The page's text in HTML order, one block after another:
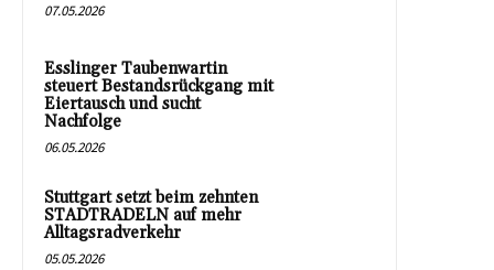
07.05.2026
Esslinger Taubenwartin
steuert Bestandsrückgang mit
Eiertausch und sucht
Nachfolge
06.05.2026
Stuttgart setzt beim zehnten
STADTRADELN auf mehr
Alltagsradverkehr
05.05.2026